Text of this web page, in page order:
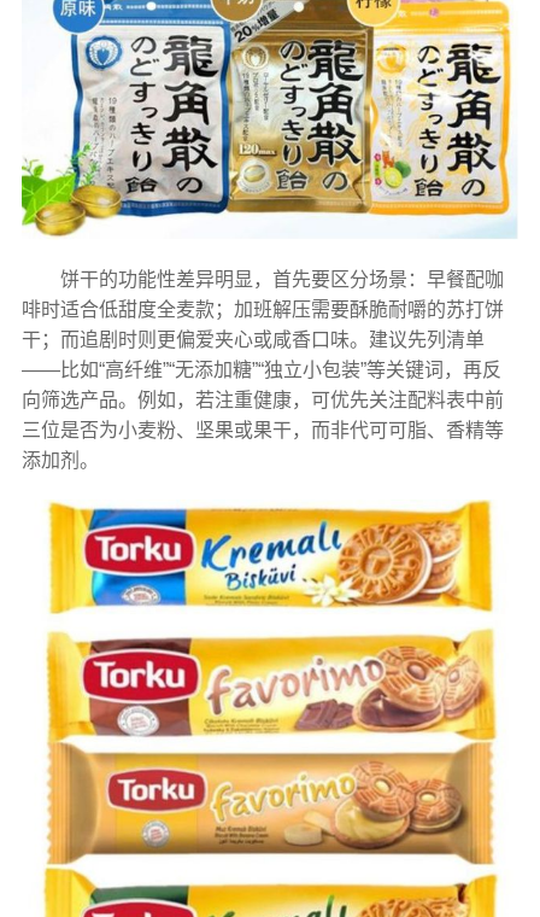
饼干的功能性差异明显，首先要区分场景：早餐配咖
啡时适合低甜度全麦款；加班解压需要酥脆耐嚼的苏打饼
干；而追剧时则更偏爱夹心或咸香口味。建议先列清单
——比如“高纤维”“无添加糖”“独立小包装”等关键词，再反
向筛选产品。例如，若注重健康，可优先关注配料表中前
三位是否为小麦粉、坚果或果干，而非代可可脂、香精等
添加剂。